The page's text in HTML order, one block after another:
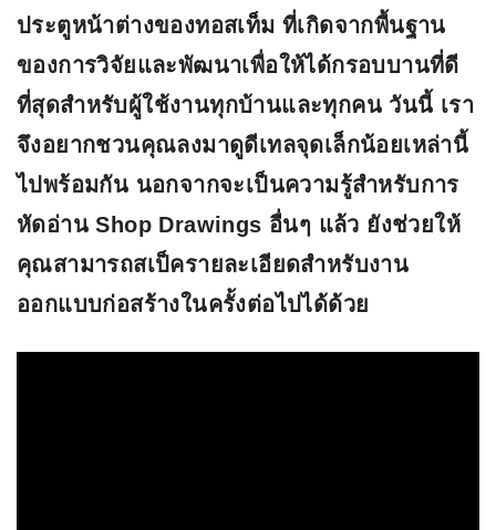
ประตูหน้าต่างของทอสเท็ม ที่เกิดจากพื้นฐาน
ของการวิจัยและพัฒนาเพื่อให้ได้กรอบบานที่ดี
ที่สุดสำหรับผู้ใช้งานทุกบ้านและทุกคน วันนี้ เรา
จึงอยากชวนคุณลงมาดูดีเทลจุดเล็กน้อยเหล่านี้
ไปพร้อมกัน นอกจากจะเป็นความรู้สำหรับการ
หัดอ่าน Shop Drawings อื่นๆ แล้ว ยังช่วยให้
คุณสามารถสเป็ครายละเอียดสำหรับงาน
ออกแบบก่อสร้างในครั้งต่อไปได้ด้วย